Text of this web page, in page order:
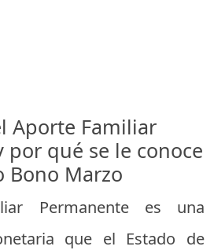
Aporte Familiar
por qué se le conoce
Bono Marzo
Permanente es una
que el Estado de